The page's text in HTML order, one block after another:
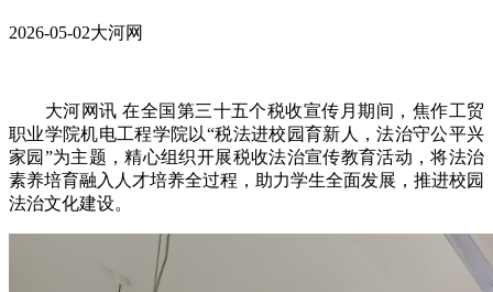
2026-05-02大河网
大河网讯 在全国第三十五个税收宣传月期间，焦作工贸
职业学院机电工程学院以“税法进校园育新人，法治守公平兴
家园”为主题，精心组织开展税收法治宣传教育活动，将法治
素养培育融入人才培养全过程，助力学生全面发展，推进校园
法治文化建设。